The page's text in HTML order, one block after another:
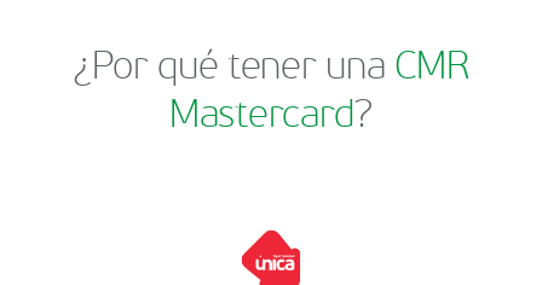
¿Por qué tener una CMR
Mastercard?